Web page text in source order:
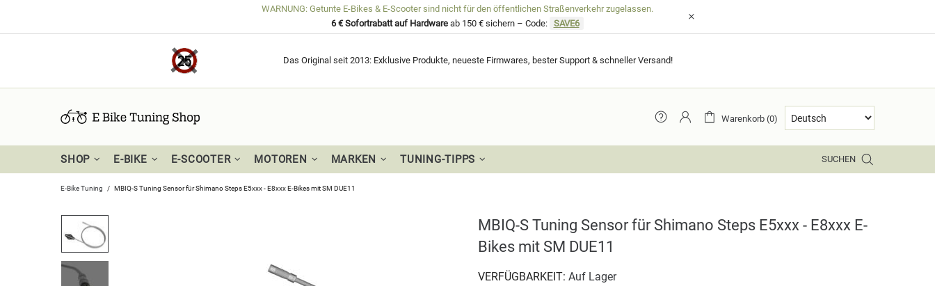
WARNUNG: Getunte E-Bikes & E-Scooter sind nicht für den öffentlichen Straßenverkehr zugelassen.
6 € Sofortrabatt auf Hardwareab 150 € sichern – Code: SAVE6
Das Original seit 2013: Exklusive Produkte, neueste Firmwares, bester Support & schneller Versand!
Warenkorb (0)
SHOP E-BIKE E-SCOOTER MOTOREN MARKEN TUNING-TIPPS SUCHEN
E-Bike Tuning MBIQ-S Tuning Sensor für Shimano Steps E5xxx - E8xxx E-Bikes mit SM DUE11
MBIQ-S Tuning Sensor für Shimano Steps E5xxx - E8xxx E-
Bikes mit SM DUE11
VERFÜGBARKEIT: Auf Lager